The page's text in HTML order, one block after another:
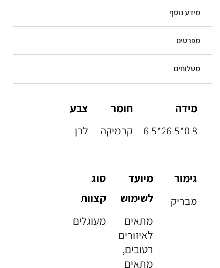
מידע נוסף
מפרטים
משלוחים
מידה
6.5*26.5*0.8
חומר
קרמיקה
צבע
לבן
גימור
מבריק
מיועד
לשימוש
מתאים
לאיזורים
רטובים,
מתאים
סוג
קצוות
מעוגלים